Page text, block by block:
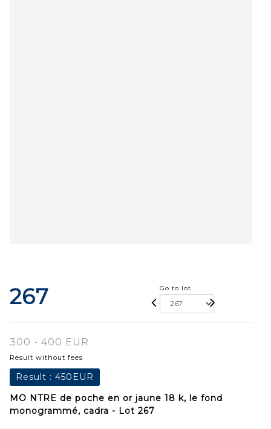
267 Go to lot
300 - 400 EUR
Result without fees
Result : 450EUR
MO NTRE de poche en or jaune 18 k, le fond
monogrammé, cadra - Lot 267